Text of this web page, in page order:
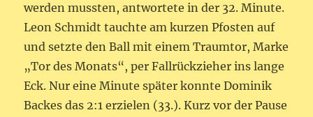
werden mussten, antwortete in der 32. Minute.
Leon Schmidt tauchte am kurzen Pfosten auf
und setzte den Ball mit einem Traumtor, Marke
„Tor des Monats“, per Fallrückzieher ins lange
Eck. Nur eine Minute später konnte Dominik
Backes das 2:1 erzielen (33.). Kurz vor der Pause